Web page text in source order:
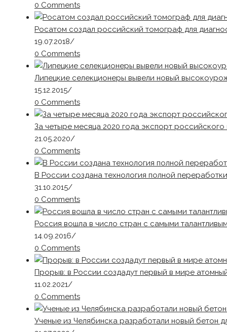
0 Comments
Росатом создал российский томограф для
19.07.2018/
0 Comments
Липецкие селекционеры вывели новый
15.12.2015/
0 Comments
За четыре месяца 2020 года экспорт
21.05.2020/
0 Comments
В России создана технология полной
31.10.2015/
0 Comments
Россия вошла в число стран с самыми
14.09.2016/
0 Comments
Прорыв: в России создадут первый в мире
11.02.2021/
0 Comments
Ученые из Челябинска разработали новый бетон